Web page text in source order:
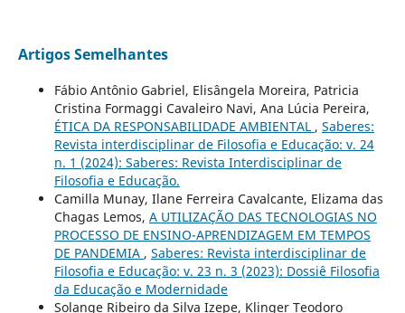
Artigos Semelhantes
Fábio Antônio Gabriel, Elisângela Moreira, Patricia
Cristina Formaggi Cavaleiro Navi, Ana Lúcia Pereira,
ÉTICA DA RESPONSABILIDADE AMBIENTAL , Saberes:
Revista interdisciplinar de Filosofia e Educação: v. 24
n. 1 (2024): Saberes: Revista Interdisciplinar de
Filosofia e Educação.
Camilla Munay, Ilane Ferreira Cavalcante, Elizama das
Chagas Lemos, A UTILIZAÇÃO DAS TECNOLOGIAS NO
PROCESSO DE ENSINO-APRENDIZAGEM EM TEMPOS
DE PANDEMIA , Saberes: Revista interdisciplinar de
Filosofia e Educação: v. 23 n. 3 (2023): Dossiê Filosofia
da Educação e Modernidade
Solange Ribeiro da Silva Izepe, Klinger Teodoro